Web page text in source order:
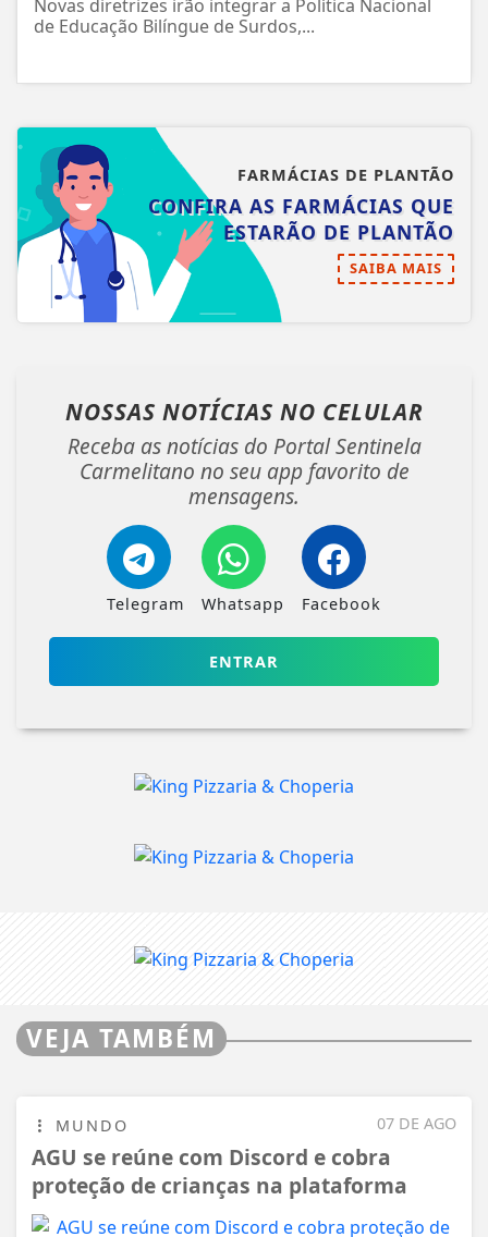
Novas diretrizes irão integrar a Política Nacional
de Educação Bilíngue de Surdos,...
FARMÁCIAS DE PLANTÃO
CONFIRA AS FARMÁCIAS QUE
ESTARÃO DE PLANTÃO
SAIBA MAIS
NOSSAS NOTÍCIAS NO CELULAR
Receba as notícias do Portal Sentinela
Carmelitano no seu app favorito de
mensagens.
Telegram Whatsapp Facebook
ENTRAR
VEJA TAMBÉM
07 DE AGO
MUNDO
AGU se reúne com Discord e cobra
proteção de crianças na plataforma